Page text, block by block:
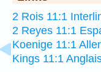
2 Rois 11:1
2 Reyes 11:1
Koenige 11:1
Kings 11:1